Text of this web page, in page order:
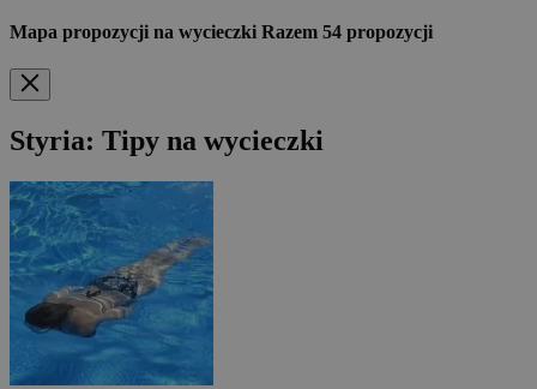
Mapa propozycji na wycieczki Razem 54 propozycji
Styria: Tipy na wycieczki